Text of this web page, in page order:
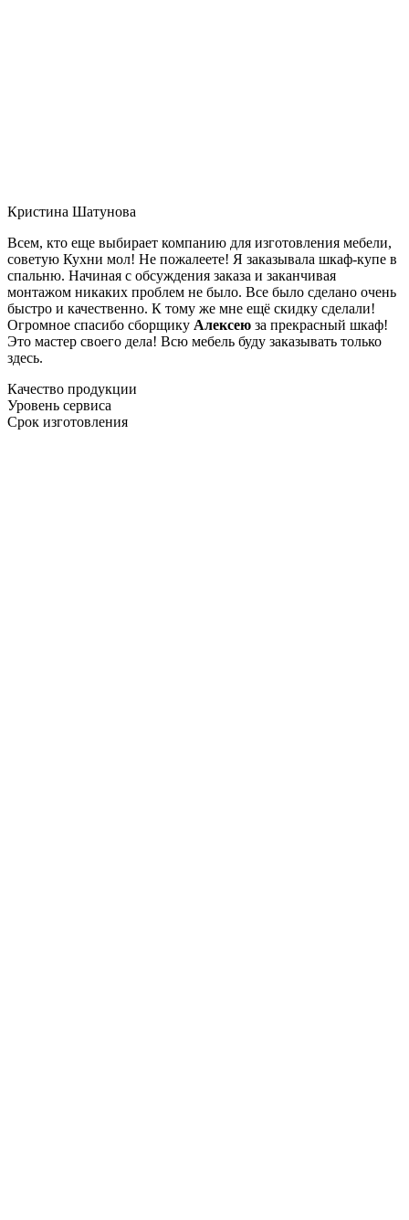
Кристина Шатунова
Всем, кто еще выбирает компанию для изготовления мебели,
советую Кухни мол! Не пожалеете! Я заказывала шкаф-купе в
спальню. Начиная с обсуждения заказа и заканчивая
монтажом никаких проблем не было. Все было сделано очень
быстро и качественно. К тому же мне ещё скидку сделали!
Огромное спасибо сборщику Алексею за прекрасный шкаф!
Это мастер своего дела! Всю мебель буду заказывать только
здесь.
Качество продукции
Уровень сервиса
Срок изготовления